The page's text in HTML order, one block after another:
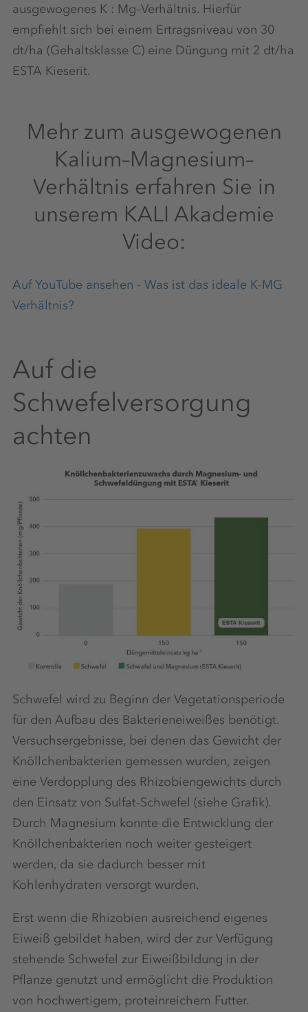
ausgewogenes K : Mg–Verhältnis. Hierfür
empfiehlt sich bei einem Ertragsniveau von 30
dt/ha (Gehaltsklasse C) eine Düngung mit 2 dt/ha
ESTA Kieserit.
Mehr zum ausgewogenen
Kalium–Magnesium–
Verhältnis erfahren Sie in
unserem KALI Akademie
Video:
Auf YouTube ansehen - Was ist das ideale K-MG
Verhältnis?
Auf die
Schwefelversorgung
achten
Schwefel wird zu Beginn der Vegetationsperiode
für den Aufbau des Bakterieneiweißes benötigt.
Versuchsergebnisse, bei denen das Gewicht der
Knöllchenbakterien gemessen wurden, zeigen
eine Verdopplung des Rhizobiengewichts durch
den Einsatz von Sulfat-Schwefel (siehe Grafik).
Durch Magnesium konnte die Entwicklung der
Knöllchenbakterien noch weiter gesteigert
werden, da sie dadurch besser mit
Kohlenhydraten versorgt wurden.
Erst wenn die Rhizobien ausreichend eigenes
Eiweiß gebildet haben, wird der zur Verfügung
stehende Schwefel zur Eiweißbildung in der
Pflanze genutzt und ermöglicht die Produktion
von hochwertigem, proteinreichem Futter.